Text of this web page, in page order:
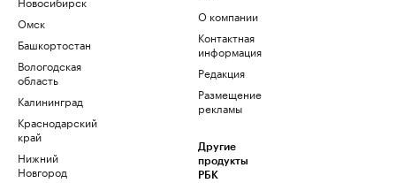
Омск
Башкортостан
Вологодская
область
Калининград
Краснодарский
край
Нижний
Новгород
О компании
Контактная
информация
Редакция
Размещение
рекламы
Другие
продукты
РБК